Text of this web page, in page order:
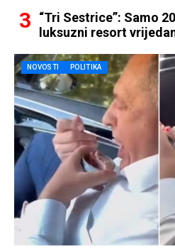
“Tri Sestrice”: Samo
luksuzni resort
NOVOSTI POLITIKA